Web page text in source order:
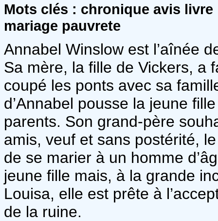
Mots clés : chronique avis
mariage pauvrete
Annabel Winslow est l’aînée
Sa mère, la fille de Vickers, a
coupé les ponts avec sa
d’Annabel pousse la jeune
parents. Son grand-père
amis, veuf et sans postérité,
de se marier à un homme
jeune fille mais, à la grande
Louisa, elle est prête à
de la ruine.